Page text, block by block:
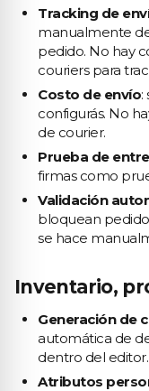
Tracking de
manualmente
pedido. No hay
couriers para
Costo de envío:
configurás. No
de courier.
Prueba de
firmas como
Validación
bloquean
se hace
Inventario,
Generación de
automática de
dentro del editor.
Atributos